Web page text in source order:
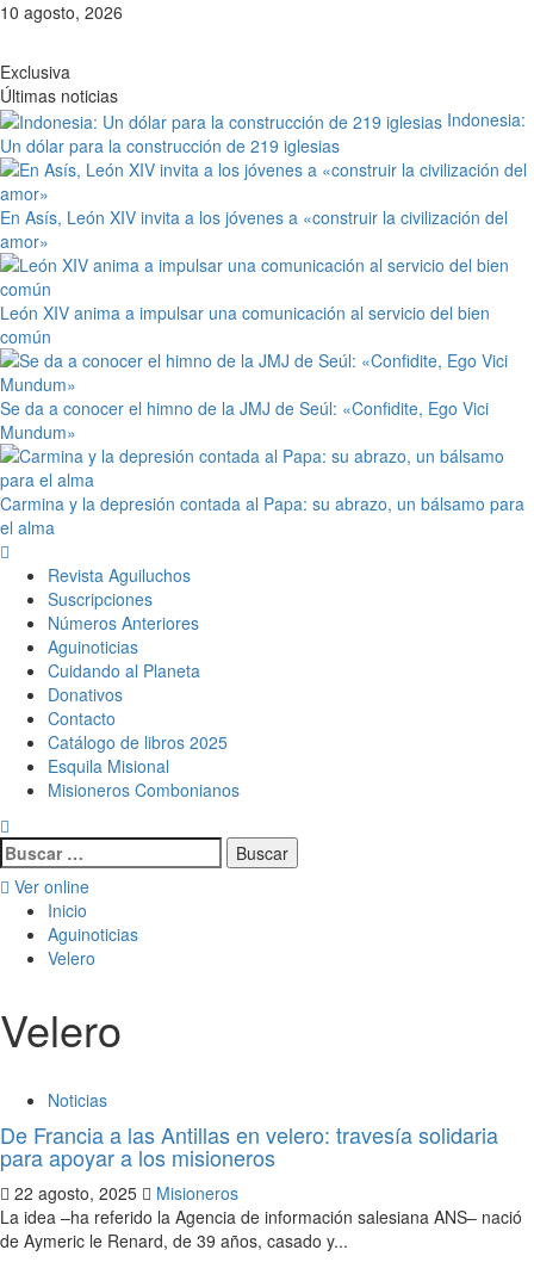
Saltar
10 agosto, 2026
Exclusiva
Últimas noticias
Indonesia:
Un dólar para la construcción de 219 iglesias
En Asís, León XIV invita a los jóvenes a «construir la civilización del
amor»
León XIV anima a impulsar una comunicación al servicio del bien
común
Se da a conocer el himno de la JMJ de Seúl: «Confidite, Ego Vici
Mundum»
Carmina y la depresión contada al Papa: su abrazo, un bálsamo para
el alma
principalRevista Aguiluchos
Suscripciones
Números Anteriores
Aguinoticias
Cuidando al Planeta
Donativos
Contacto
Catálogo de libros 2025
Esquila Misional
Misioneros Combonianos
Buscar:
Ver online
Inicio
Aguinoticias
Velero
Velero
Noticias
De Francia a las Antillas en velero: travesía solidaria
para apoyar a los misioneros
22 agosto, 2025
Misioneros
La idea –ha referido la Agencia de información salesiana ANS– nació
de Aymeric le Renard, de 39 años, casado y...